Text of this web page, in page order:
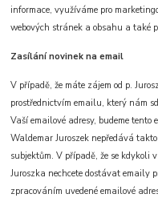
informace, využíváme pro
webových stránek a obsahu a také
Zasílání novinek na email
V případě, že máte zájem od p.
prostřednictvím emailu, který nám
Vaší emailové adresy, budeme
Waldemar Juroszek nepředává
subjektům. V případě, že se kdykoli
Juroszka nechcete dostávat emaily
zpracováním uvedené emailové